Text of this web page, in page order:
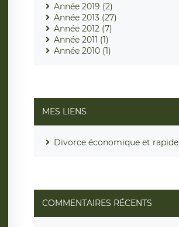
Année 2019 (2)
Année 2013 (27)
Année 2012 (7)
Année 2011 (1)
Année 2010 (1)
MES LIENS
Divorce économique et rapide
COMMENTAIRES RÉCENTS